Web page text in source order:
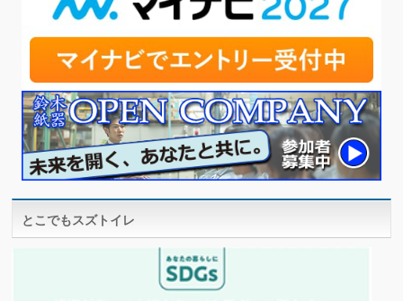
とこでもスズトイレ